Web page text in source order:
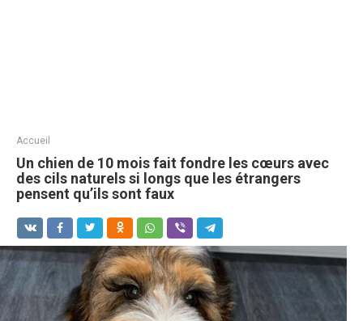
Accueil
Un chien de 10 mois fait fondre les cœurs avec
des cils naturels si longs que les étrangers
pensent qu’ils sont faux